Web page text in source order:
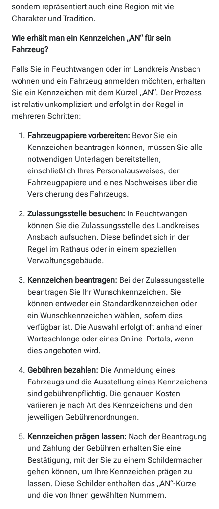
sondern repräsentiert auch eine Region mit viel
Charakter und Tradition.
Wie erhält man ein Kennzeichen „AN“ für sein
Fahrzeug?
Falls Sie in Feuchtwangen oder im Landkreis Ansbach
wohnen und ein Fahrzeug anmelden möchten, erhalten
Sie ein Kennzeichen mit dem Kürzel „AN“. Der Prozess
ist relativ unkompliziert und erfolgt in der Regel in
mehreren Schritten:
Fahrzeugpapiere vorbereiten: Bevor Sie ein
Kennzeichen beantragen können, müssen Sie alle
notwendigen Unterlagen bereitstellen,
einschließlich Ihres Personalausweises, der
Fahrzeugpapiere und eines Nachweises über die
Versicherung des Fahrzeugs.
Zulassungsstelle besuchen: In Feuchtwangen
können Sie die Zulassungsstelle des Landkreises
Ansbach aufsuchen. Diese befindet sich in der
Regel im Rathaus oder in einem speziellen
Verwaltungsgebäude.
Kennzeichen beantragen: Bei der Zulassungsstelle
beantragen Sie Ihr Wunschkennzeichen. Sie
können entweder ein Standardkennzeichen oder
ein Wunschkennzeichen wählen, sofern dies
verfügbar ist. Die Auswahl erfolgt oft anhand einer
Warteschlange oder eines Online-Portals, wenn
dies angeboten wird.
Gebühren bezahlen: Die Anmeldung eines
Fahrzeugs und die Ausstellung eines Kennzeichens
sind gebührenpflichtig. Die genauen Kosten
variieren je nach Art des Kennzeichens und den
jeweiligen Gebührenordnungen.
Kennzeichen prägen lassen: Nach der Beantragung
und Zahlung der Gebühren erhalten Sie eine
Bestätigung, mit der Sie zu einem Schildermacher
gehen können, um Ihre Kennzeichen prägen zu
lassen. Diese Schilder enthalten das „AN“-Kürzel
und die von Ihnen gewählten Nummern.